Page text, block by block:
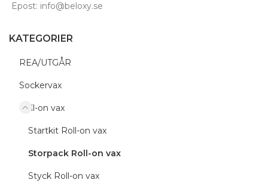
Epost: info@beloxy.se
KATEGORIER
REA/UTGÅR
Sockervax
Roll-on vax
Startkit Roll-on vax
Storpack Roll-on vax
Styck Roll-on vax